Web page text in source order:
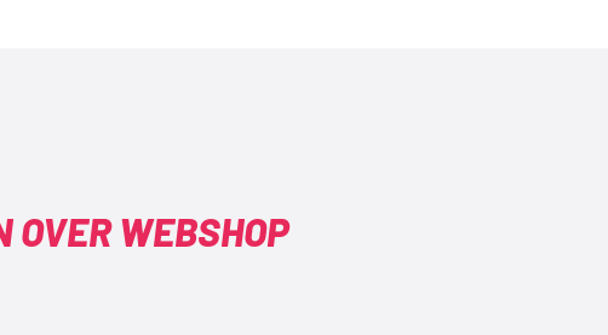
OVER WEBSHOP